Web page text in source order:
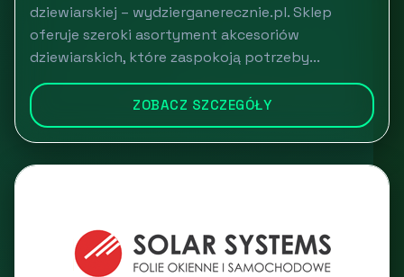
dziewiarskiej – wydzierganerecznie.pl. Sklep
oferuje szeroki asortyment akcesoriów
dziewiarskich, które zaspokoją potrzeby...
ZOBACZ SZCZEGÓŁY